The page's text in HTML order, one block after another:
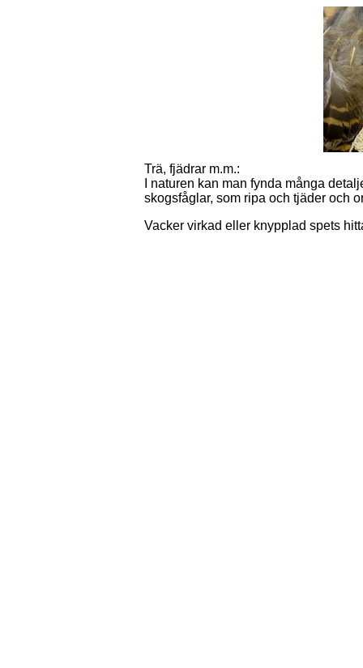
Trä, fjädrar m.m.:
I naturen kan man fynda många
skogsfåglar, som ripa och tjäder och
Vacker virkad eller knypplad spets